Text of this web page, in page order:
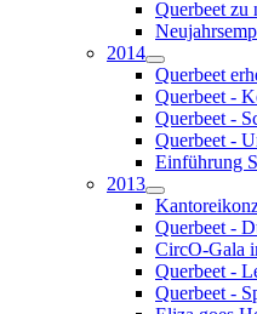
Querbeet zu
2014
Querbeet
Querbeet -
Querbeet -
Querbeet -
Einführung
2013
Querbeet -
CircO-Gala
Querbeet -
Querbeet -